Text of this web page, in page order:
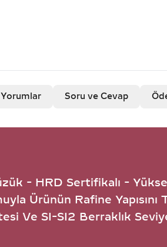
Yorumlar Soru ve Cevap
- HRD Sertifikalı -
Ürünün Rafine Yapısını
Ve SI-SI2 Berraklık